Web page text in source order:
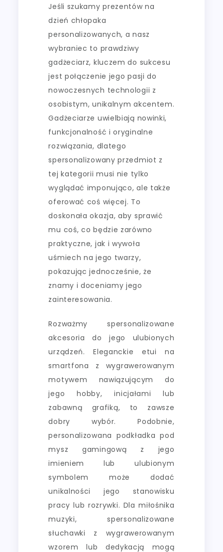
Jeśli szukamy prezentów na
dzień chłopaka
personalizowanych, a nasz
wybraniec to prawdziwy
gadżeciarz, kluczem do sukcesu
jest połączenie jego pasji do
nowoczesnych technologii z
osobistym, unikalnym akcentem.
Gadżeciarze uwielbiają nowinki,
funkcjonalność i oryginalne
rozwiązania, dlatego
spersonalizowany przedmiot z
tej kategorii musi nie tylko
wyglądać imponująco, ale także
oferować coś więcej. To
doskonała okazja, aby sprawić
mu coś, co będzie zarówno
praktyczne, jak i wywoła
uśmiech na jego twarzy,
pokazując jednocześnie, że
znamy i doceniamy jego
zainteresowania.
Rozważmy spersonalizowane
akcesoria do jego ulubionych
urządzeń. Eleganckie etui na
smartfona z wygrawerowanym
motywem nawiązującym do
jego hobby, inicjałami lub
zabawną grafiką, to zawsze
dobry wybór. Podobnie,
personalizowana podkładka pod
mysz gamingową z jego
imieniem lub ulubionym
symbolem może dodać
unikalności jego stanowisku
pracy lub rozrywki. Dla miłośnika
muzyki, spersonalizowane
słuchawki z wygrawerowanym
wzorem lub dedykacją mogą